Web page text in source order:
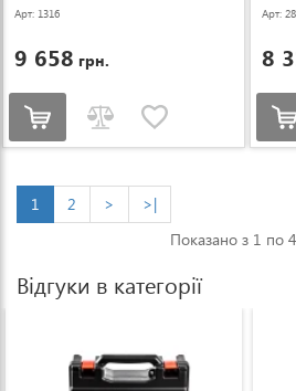
Арт: 1316
9 658 грн.
Арт:
8
1 2 >
>|
Показано з 1 по
Відгуки в категорії